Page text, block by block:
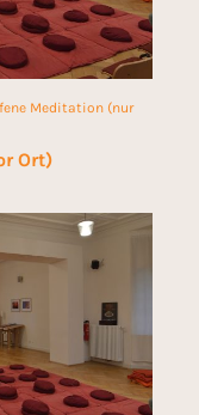
Ort)
Meditation (nur